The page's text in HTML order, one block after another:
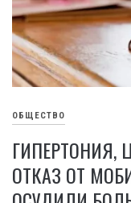
ОБЩЕСТВО
ГИПЕРТОНИЯ,
ОТКАЗ ОТ